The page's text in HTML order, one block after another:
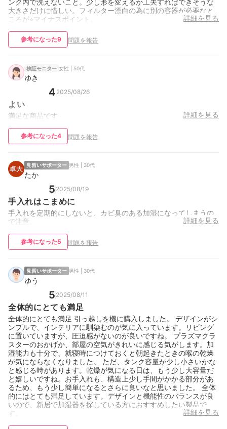
ンク内で洗えないこと。少し形を変えるか工夫すればできそうな
大きさだけに惜しい。フィルター漂白の為に別の容器が必要なと
ころが⭐︎マイナスポイント。
詳細を見る
参考になった9 問題を報告
検証モニター 女性 | 50代
ゆき
4 2025/08/26
よい
満足な商品です 詳細を見る
参考になった4 問題を報告
見習いサポーター 男性 | 30代
たか
5 2025/08/19
手入れはこまめに
手入れを定期的にしないと、カビ臭のある加湿になってしまうの
で注意。
詳細を見る
参考になった5 問題を報告
見習いサポーター 男性 | 30代
ゆう
5 2025/08/11
全体的にとても満足
全体的にとても満足 引っ越しを機に購入しました。 デザインがシ
ンプルで、インテリアに馴染むのが気に入っています。リビング
に置いていますが、圧迫感がないのが良いですね。 プラズマクラ
スターのおかげか、部屋の空気がきれいに感じる気がします。加
湿能力も十分で、就寝時につけておくと朝起きたときの喉の乾燥
が気にならなくなりました。 ただ、タンク容量が少し小さいかな
と感じる時があります。乾燥が気になる日は、もう少し大容量だ
と嬉しいですね。お手入れも、構造上少し手間がかかる部分があ
るため、もう少し簡単になるとさらに良いなと思いました。 全体
的にはとても満足しています。デザインと機能性のバランスが良
いので、新居で加湿器を探している方におすすめしたい製品で
す。
詳細を見る